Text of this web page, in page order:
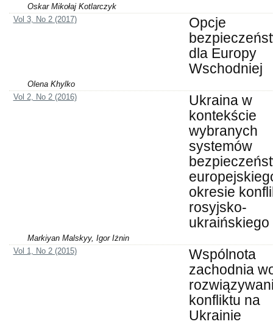
Oskar Mikołaj Kotlarczyk
Vol 3, No 2 (2017)
Opcje
dla Europy
Wschodniej
Olena Khylko
Vol 2, No 2 (2016)
Ukraina w
kontekście
wybranych
systemów
okresie
rosyjsko-
ukraińskiego
Markiyan Malskyy, Igor Iżnin
Vol 1, No 2 (2015)
Wspólnota
zachodnia
konfliktu na
Ukrainie